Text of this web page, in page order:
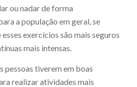
ou nadar de forma
a população em geral, se
exercícios são mais seguros
mais intensas.
pessoas tiverem em boas
realizar atividades mais